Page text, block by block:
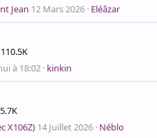
Jean 12 Mars 2026 Eléâzar
110.5K
à 18:02 kinkin
5.7K
X106Z) 14 Juillet 2026 Néblo